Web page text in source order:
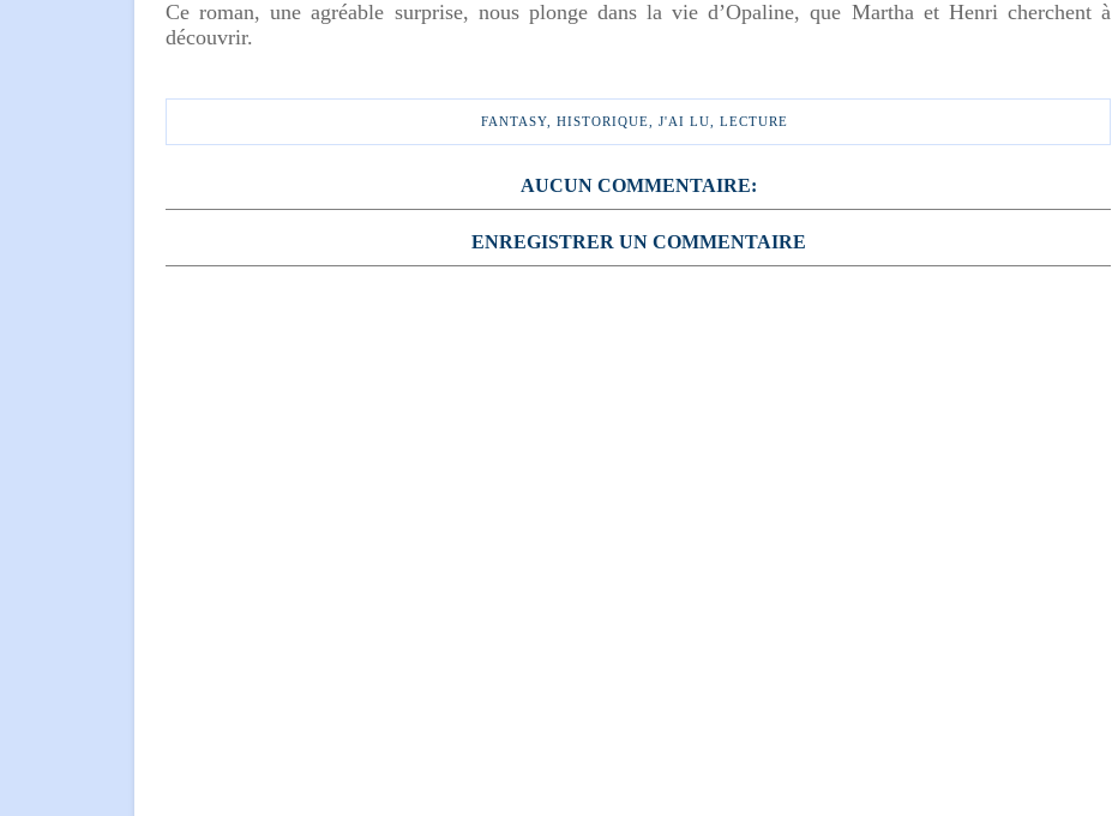
Ce roman, une agréable surprise, nous plonge dans la vie d’Opaline, que Martha et Henri cherchent à
découvrir.
FANTASY, HISTORIQUE J'AI LU LECTURE
AUCUN COMMENTAIRE:
ENREGISTRER UN COMMENTAIRE